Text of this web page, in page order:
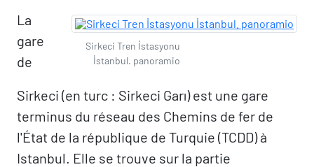
Sirkeci Tren İstasyonu
İstanbul. panoramio
La
gare
de
Sirkeci (en turc : Sirkeci Garı) est une gare
terminus du réseau des Chemins de fer de
l'État de la république de Turquie (TCDD) à
Istanbul. Elle se trouve sur la partie